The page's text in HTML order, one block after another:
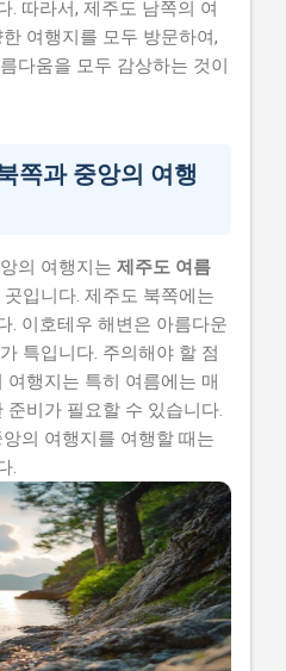
. 따라서, 제주도 남쪽의 여
여행지를 모두 방문하여,
다움을 모두 감상하는 것이
쪽과 중앙의 여행
의 여행지는 제주도 여름
입니다. 제주도 북쪽에는
. 이호테우 해변은 아름다운
특입니다. 주의해야 할 점
행지는 특히 여름에는 매
준비가 필요할 수 있습니다.
의 여행지를 여행할 때는
.